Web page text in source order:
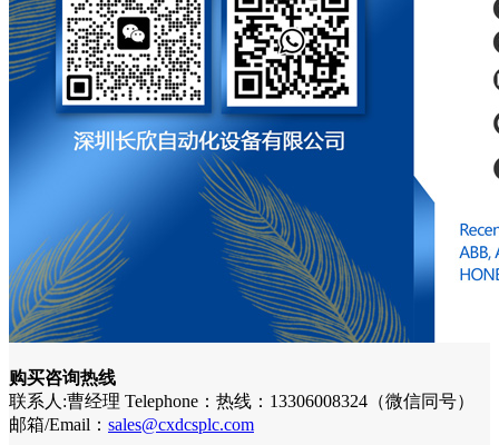
购买咨询热线
联系人:曹经理 Telephone：热线：13306008324（微信同号）
邮箱/Email： sales@cxdcsplc.com